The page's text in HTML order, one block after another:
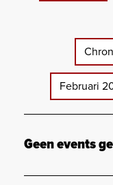
Februari
Geen events